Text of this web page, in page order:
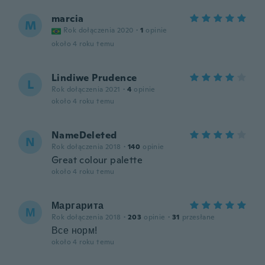
M marcia
Rok dołączenia 2020 · 1 opinie
około 4 roku temu
L Lindiwe Prudence
Rok dołączenia 2021 · 4 opinie
około 4 roku temu
N NameDeleted
Rok dołączenia 2018 · 140 opinie
Great colour palette
około 4 roku temu
М Маргарита
Rok dołączenia 2018 · 203 opinie · 31 przesłane
Все норм!
około 4 roku temu